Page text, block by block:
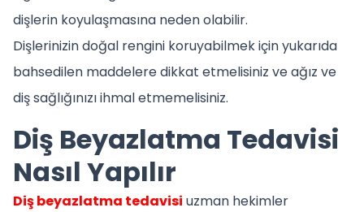
dişlerin koyulaşmasına neden olabilir.
Dişlerinizin doğal rengini koruyabilmek için yukarıda
bahsedilen maddelere dikkat etmelisiniz ve ağız ve
diş sağlığınızı ihmal etmemelisiniz.
Diş Beyazlatma Tedavisi
Nasıl Yapılır
Diş beyazlatma tedavisi uzman hekimler